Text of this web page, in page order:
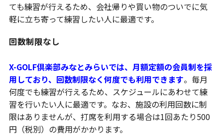
ても練習が行えるため、会社帰りや買い物のついでに気
軽に立ち寄って練習したい人に最適です。
回数制限なし
X-GOLF倶楽部みなとみらいでは、月額定額の会員制を採
用しており、回数制限なく何度でも利用できます。毎月
何度でも練習が行えるため、スケジュールにあわせて練
習を行いたい人に最適です。なお、施設の利用回数に制
限はありませんが、打席を利用する場合は1回あたり500
円（税別）の費用がかかります。